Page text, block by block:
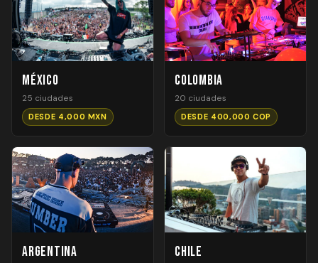
México
25 ciudades
DESDE 4,000 MXN
Colombia
20 ciudades
DESDE 400,000 COP
Argentina Chile